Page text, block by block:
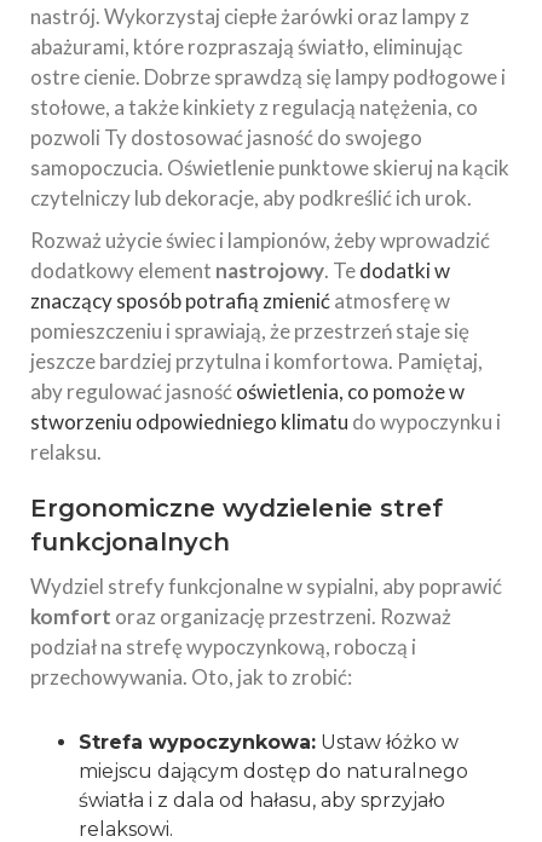
nastrój. Wykorzystaj ciepłe żarówki oraz lampy z
abażurami, które rozpraszają światło, eliminując
ostre cienie. Dobrze sprawdzą się lampy podłogowe i
stołowe, a także kinkiety z regulacją natężenia, co
pozwoli Ty dostosować jasność do swojego
samopoczucia. Oświetlenie punktowe skieruj na kącik
czytelniczy lub dekoracje, aby podkreślić ich urok.
Rozważ użycie świec i lampionów, żeby wprowadzić
dodatkowy element nastrojowy. Tedodatki w
znaczący sposób potrafią zmienićatmosferę w
pomieszczeniu i sprawiają, że przestrzeń staje się
jeszcze bardziej przytulna i komfortowa. Pamiętaj,
aby regulować jasnośćoświetlenia, co pomoże w
stworzeniu odpowiedniego klimatu do wypoczynku i
relaksu.
Ergonomiczne wydzielenie stref
funkcjonalnych
Wydziel strefy funkcjonalne w sypialni, aby poprawić
komfort oraz organizację przestrzeni. Rozważ
podział na strefę wypoczynkową, roboczą i
przechowywania. Oto, jak to zrobić:
Strefa wypoczynkowa: Ustaw łóżko w
miejscu dającym dostęp do naturalnego
światła i z dala od hałasu, aby sprzyjało
relaksowi.